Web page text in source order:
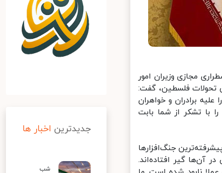
مجازی وزیران امور
فلسطین، گفت:
برادران و خواهران
تشکر از شما بابت
جنگ‌افزارها
گیر افتاده‌اند.
جدیدترین اخبار ها
شب